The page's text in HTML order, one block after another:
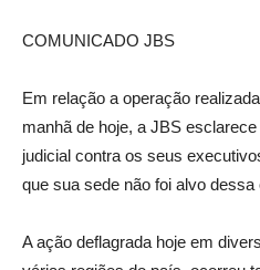
COMUNICADO JBS
Em relação a operação
manhã de hoje, a JBS
judicial contra os seus
que sua sede não foi alvo dessa
A ação deflagrada hoje em